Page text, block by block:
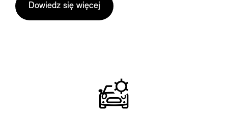
Dowiedz się więcej